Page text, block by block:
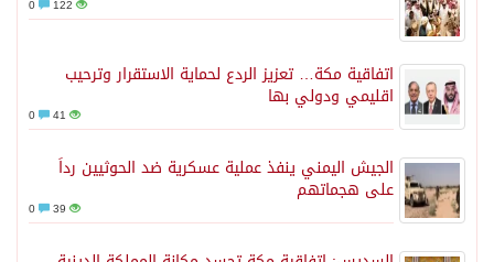
122
اتفاقية مكة… تعزيز الردع لحماية الاستقرار وترحيب
اقليمي ودولي بها
41
الجيش اليمني ينفذ عملية عسكرية ضد الحوثيين رداً
على هجماتهم
39